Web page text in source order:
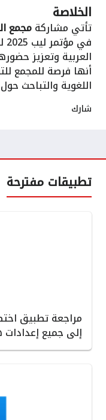
الخلاصة
تأتي مشاركةمجمع
العربية وتعزيز
أنها فرصة للمجمع
اللغوية والتباحث
شارك
تطبيقات مفترحة
مراجعة تطبيق
إلى جميع